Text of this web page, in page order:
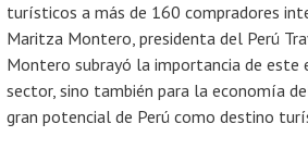
turísticos a más de 160 compradores
Maritza Montero, presidenta del Perú
Montero subrayó la importancia de
sector, sino también para la economía
gran potencial de Perú como destino